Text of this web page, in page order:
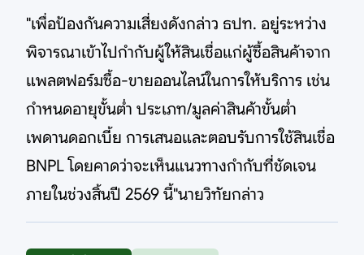
"เพื่อป้องกันความเสี่ยงดังกล่าว ธปท. อยู่ระหว่าง
พิจารณาเข้าไปกำกับผู้ให้สินเชื่อแก่ผู้ซื้อสินค้าจาก
แพลตฟอร์มซื้อ-ขายออนไลน์ในการให้บริการ เช่น
กำหนดอายุขั้นต่ำ ประเภท/มูลค่าสินค้าขั้นต่ำ
เพดานดอกเบี้ย การเสนอและตอบรับการใช้สินเชื่อ
BNPL โดยคาดว่าจะเห็นแนวทางกำกับที่ชัดเจน
ภายในช่วงสิ้นปี 2569 นี้"นายวิทัยกล่าว